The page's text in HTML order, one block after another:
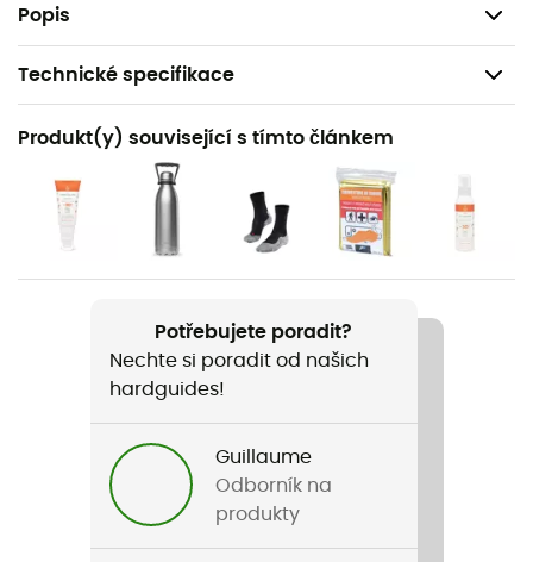
Popis
batohu i ve vašich rukou!
Technické specifikace
Doporučené pro
Pěší turistika / Trekking / Cestování
Název produktu
Produkt(y) související s tímto článkem
Potřebujete poradit?
Nechte si poradit od našich
hardguides!
Guillaume
Odborník na
produkty